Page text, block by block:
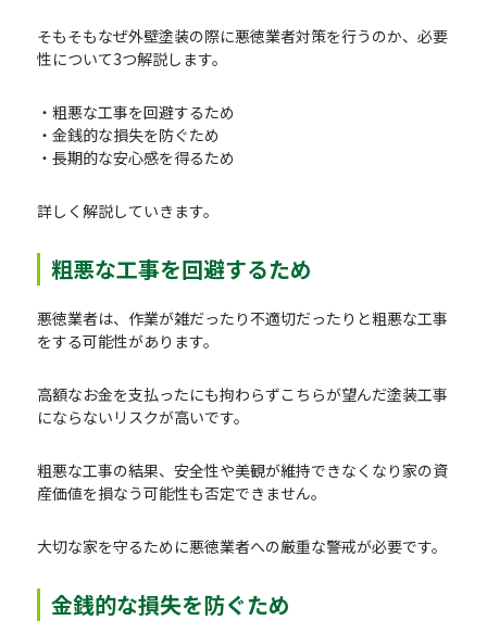
そもそもなぜ外壁塗装の際に悪徳業者対策を行うのか、必要
性について3つ解説します。
・粗悪な工事を回避するため
・金銭的な損失を防ぐため
・長期的な安心感を得るため
詳しく解説していきます。
粗悪な工事を回避するため
悪徳業者は、作業が雑だったり不適切だったりと粗悪な工事
をする可能性があります。
高額なお金を支払ったにも拘わらずこちらが望んだ塗装工事
にならないリスクが高いです。
粗悪な工事の結果、安全性や美観が維持できなくなり家の資
産価値を損なう可能性も否定できません。
大切な家を守るために悪徳業者への厳重な警戒が必要です。
金銭的な損失を防ぐため